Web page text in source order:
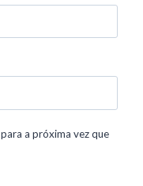
a próxima vez que